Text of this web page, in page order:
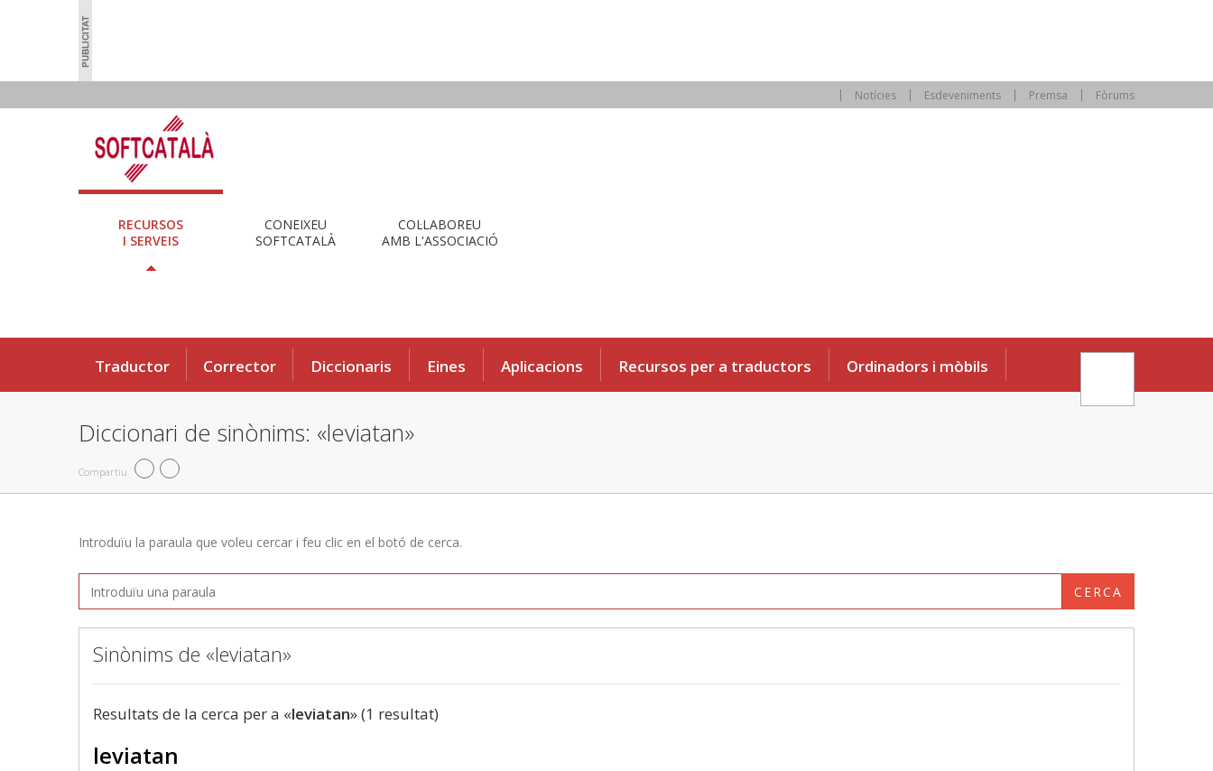
Notícies Esdeveniments Premsa Fòrums
RECURSOS
I SERVEIS
CONEIXEU
SOFTCATALÀ
COL·LABOREU
AMB L'ASSOCIACIÓ
Traductor Corrector Diccionaris Eines Aplicacions Recursos per a traductors Ordinadors i mòbils
Diccionari de sinònims: «leviatan»
Compartiu
Introduïu la paraula que voleu cercar i feu clic en el botó de cerca.
CERCA
Sinònims de «leviatan»
Resultats de la cerca per a «leviatan» (1 resultat)
leviatan